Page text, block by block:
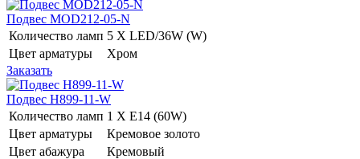
Подвес MOD212-05-N
Количество ламп 5 Х LED/36W (W)
Цвет арматуры
Хром
Заказать
Подвес H899-11-W
Количество ламп 1 Х E14 (60W)
Цвет арматуры
Кремовое золото
Цвет абажура
Кремовый